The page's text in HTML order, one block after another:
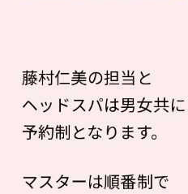
藤村仁美の担当と
ヘッドスパは男女共に
予約制となります。
マスターは順番制で